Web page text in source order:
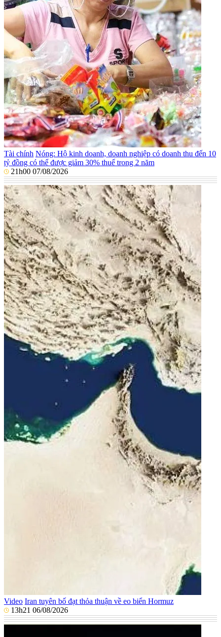
Tài chính Nóng: Hộ kinh doanh, doanh nghiệp có doanh thu đến 10
tỷ đồng có thể được giảm 30% thuế trong 2 năm
21h00 07/08/2026
Video Iran tuyên bố đạt thỏa thuận về eo biển Hormuz
13h21 06/08/2026